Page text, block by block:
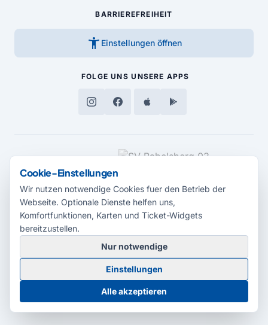
BARRIEREFREIHEIT
accessibility_new Einstellungen öffnen
FOLGE UNS UNSERE APPS
MEDIENPARTNER
© 2026 Radio Potsdam. Webseite entwickelt durch dieMedienagentur
Babelsberg
BarrierefreiheitserklärungAGBDatenschutzImpressum
Cookie-Einstellungen
Cookie-Einstellungen
Wir nutzen notwendige Cookies fuer den Betrieb der
Webseite. Optionale Dienste helfen uns,
Komfortfunktionen, Karten und Ticket-Widgets
bereitzustellen.
Nur notwendige
Einstellungen
Alle akzeptieren